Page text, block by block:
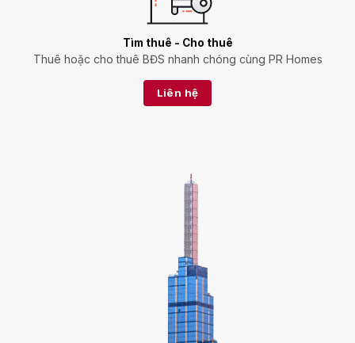
Tìm thuê - Cho thuê
Thuê hoặc cho thuê BĐS nhanh chóng cùng PR Homes
Liên hệ